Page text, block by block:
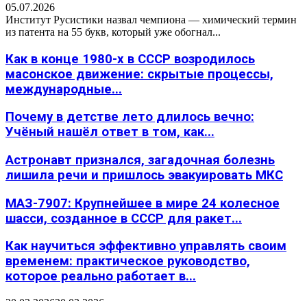
05.07.2026
Институт Русистики назвал чемпиона — химический термин
из патента на 55 букв, который уже обогнал...
Как в конце 1980-х в СССР возродилось
масонское движение: скрытые процессы,
международные...
Почему в детстве лето длилось вечно:
Учёный нашёл ответ в том, как...
Астронавт признался, загадочная болезнь
лишила речи и пришлось эвакуировать МКС
МАЗ-7907: Крупнейшее в мире 24 колесное
шасси, созданное в СССР для ракет...
Как научиться эффективно управлять своим
временем: практическое руководство,
которое реально работает в...